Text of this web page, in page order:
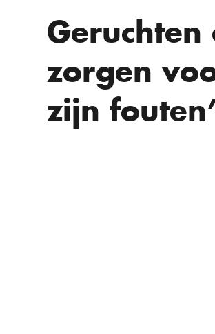
zorgen
zijn